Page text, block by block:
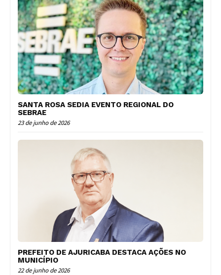
SANTA ROSA SEDIA EVENTO REGIONAL DO
SEBRAE
23 de junho de 2026
PREFEITO DE AJURICABA DESTACA AÇÕES NO
MUNICÍPIO
22 de junho de 2026